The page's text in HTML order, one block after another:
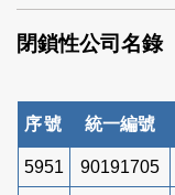
索
閉鎖性公司名錄
序號 統一編號
5951 90191705